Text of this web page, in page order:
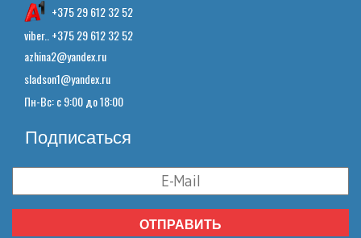
+375 29 612 32 52
viber.. +375 29 612 32 52
azhina2@yandex.ru
sladson1@yandex.ru
Пн-Вс: с 9:00 до 18:00
Подписаться
ОТПРАВИТЬ